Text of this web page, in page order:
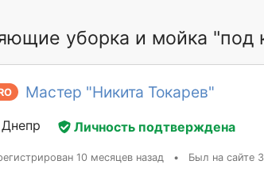
уборка и мойка "под
Мастер "Никита Токарев"
Днепр Личность подтверждена
10 месяцев назад • Был на сайте